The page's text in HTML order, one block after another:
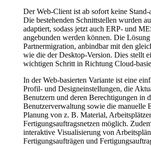
Der Web-Client ist ab sofort keine
Die bestehenden Schnittstellen wurden
adaptiert, sodass jetzt auch ERP- und
angebunden werden können. Die
Partnermigration, anbindbar mit den
wie die der Desktop-Version. Dies stellt
wichtigen Schritt in Richtung Cloud-
In der Web-basierten Variante ist eine
Profil- und Designeinstellungen, die
Benutzern und deren Berechtigungen in
Benutzerverwaltung sowie die manuelle
Planung von z. B. Material,
Fertigungsauftragsnetzen möglich.
interaktive Visualisierung von
Fertigungsaufträgen und